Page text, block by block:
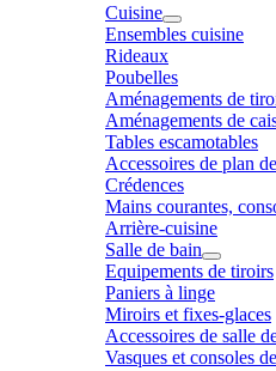
Cuisine
Ensembles cuisine
Rideaux
Poubelles
Aménagements de
Aménagements de
Tables escamotables
Accessoires de plan
Crédences
Mains courantes,
Arrière-cuisine
Salle de bain
Equipements de tiroirs
Paniers à linge
Miroirs et fixes-glaces
Accessoires de salle
Vasques et consoles